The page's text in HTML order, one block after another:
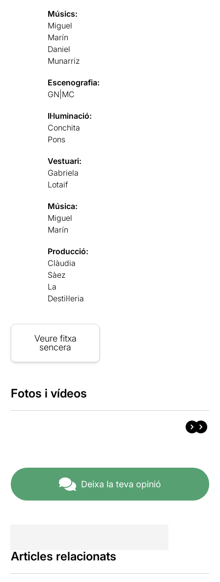
Músics:
Miguel
Marín
Daniel
Munarriz
Escenografia:
GN|MC
Il·luminació:
Conchita
Pons
Vestuari:
Gabriela
Lotaif
Música:
Miguel
Marín
Producció:
Clàudia
Sàez
La
Destil·leria
Veure fitxa
sencera
Fotos i vídeos
Deixa la teva opinió
Articles relacionats